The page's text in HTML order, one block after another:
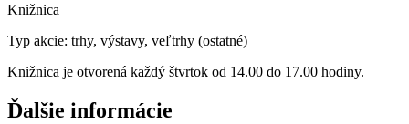
Knižnica
Typ akcie: trhy, výstavy, veľtrhy (ostatné)
Knižnica je otvorená každý štvrtok od 14.00 do 17.00 hodiny.
Ďalšie informácie